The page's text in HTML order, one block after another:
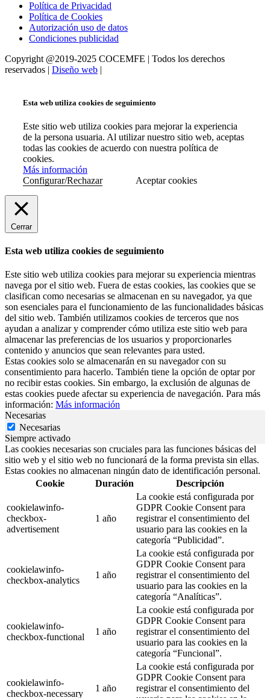
Política de Privacidad
Política de Cookies
Autorización uso de datos
Condiciones publicidad
Copyright @2019-2025 COCEMFE | Todos los derechos
reservados | Diseño web |
Esta web utiliza cookies de seguimiento
Este sitio web utiliza cookies para mejorar la experiencia
de la persona usuaria. Al utilizar nuestro sitio web, aceptas
todas las cookies de acuerdo con nuestra política de
cookies.
Más información
Configurar/Rechazar
Aceptar cookies
Cerrar
Esta web utiliza cookies de seguimiento
Este sitio web utiliza cookies para mejorar su experiencia mientras
navega por el sitio web. Fuera de estas cookies, las cookies que se
clasifican como necesarias se almacenan en su navegador, ya que
son esenciales para el funcionamiento de las funcionalidades básicas
del sitio web. También utilizamos cookies de terceros que nos
ayudan a analizar y comprender cómo utiliza este sitio web para
almacenar las preferencias de los usuarios y proporcionarles
contenido y anuncios que sean relevantes para usted.
Estas cookies solo se almacenarán en su navegador con su
consentimiento para hacerlo. También tiene la opción de optar por
no recibir estas cookies. Sin embargo, la exclusión de algunas de
estas cookies puede afectar su experiencia de navegación. Para más
información: Más información
Necesarias
Necesarias
Siempre activado
Las cookies necesarias son cruciales para las funciones básicas del
sitio web y el sitio web no funcionará de la forma prevista sin ellas.
Estas cookies no almacenan ningún dato de identificación personal.
Cookie
Duración Descripción
cookielawinfo-
checkbox-
advertisement
1 año
La cookie está configurada por
GDPR Cookie Consent para
registrar el consentimiento del
usuario para las cookies en la
categoría “Publicidad”.
cookielawinfo-
checkbox-analytics
1 año
La cookie está configurada por
GDPR Cookie Consent para
registrar el consentimiento del
usuario para las cookies en la
categoría “Analíticas”.
cookielawinfo-
checkbox-functional
1 año
La cookie está configurada por
GDPR Cookie Consent para
registrar el consentimiento del
usuario para las cookies en la
categoría “Funcional”.
cookielawinfo-
checkbox-necessary
1 año
La cookie está configurada por
GDPR Cookie Consent para
registrar el consentimiento del